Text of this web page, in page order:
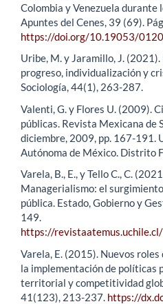
Colombia y Venezuela durante
Apuntes del Cenes, 39 (69).
https://doi.org/10.19053/
Uribe, M. y Jaramillo, J.
progreso, individualización y
Sociología, 44(1), 263-287.
Valenti, G. y Flores U. (2009).
públicas. Revista Mexicana de
diciembre, 2009, pp. 167-191.
Autónoma de México. Distrito
Varela, B., E., y Tello C., C.
Managerialismo: el
pública. Estado, Gobierno y
149.
https://
Varela, E. (2015). Nuevos
la implementación de políticas
territorial y competitividad
41(123), 213-237. https://